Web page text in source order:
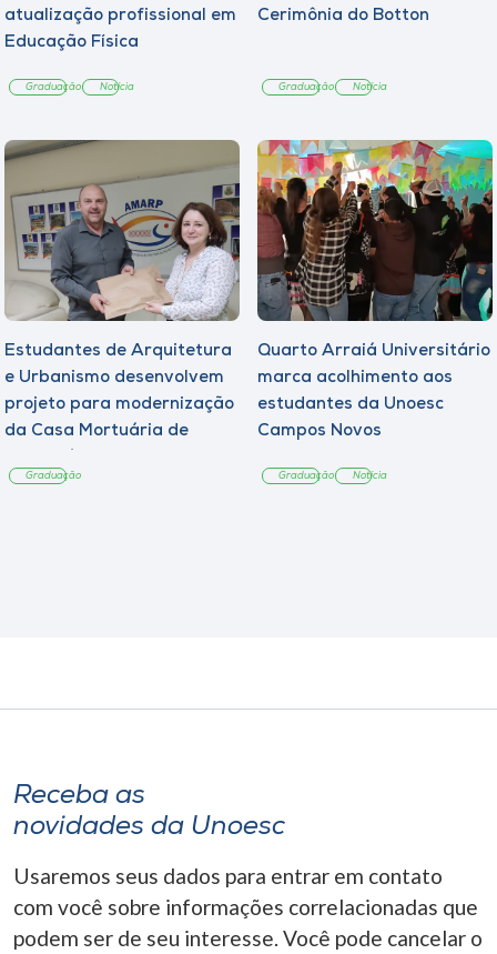
atualização profissional em
Educação Física
Graduação Notícia
Cerimônia do Botton
Graduação Notícia
Estudantes de Arquitetura
e Urbanismo desenvolvem
projeto para modernização
da Casa Mortuária de
Graduação
Quarto Arraiá Universitário
marca acolhimento aos
estudantes da Unoesc
Campos Novos
Graduação Notícia
Receba as
novidades da Unoesc
Usaremos seus dados para entrar em contato
com você sobre informações correlacionadas que
podem ser de seu interesse. Você pode cancelar o